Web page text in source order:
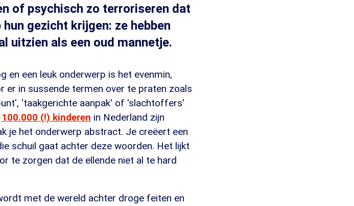
of psychisch zo terroriseren dat
gezicht krijgen: ze hebben
uitzien als een oud mannetje.
en een leuk onderwerp is het evenmin,
er in sussende termen over te praten zoals
'taakgerichte aanpak' of 'slachtoffers'
100.000 (!) kinderen in Nederland zijn
je het onderwerp abstract. Je creëert een
schuil gaat achter deze woorden. Het lijkt
te zorgen dat de ellende niet al te hard
met de wereld achter droge feiten en